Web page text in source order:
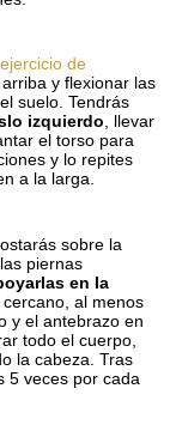
ejercicio de
y flexionar las
suelo. Tendrás
izquierdo, llevar
el torso para
y lo repites
a la larga.
sobre la
piernas
en la
cercano, al menos
y el antebrazo en
todo el cuerpo,
la cabeza. Tras
5 veces por cada